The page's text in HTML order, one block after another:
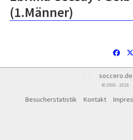
(1.Männer)
soccero.de
© 2006 - 2026
Besucherstatistik Kontakt